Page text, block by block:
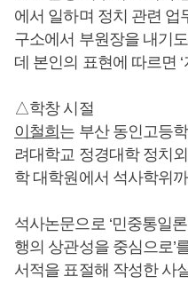
에서 일하며 정치 관련 업
구소에서 부원장을 내기
데 본인의 표현에 따르면
△학창 시절
이철희는 부산 동인고등
려대학교 정경대학 정치
학 대학원에서 석사학위
석사논문으로 ‘민중통일
행의 상관성을 중심으로’
서적을 표절해 작성한 사